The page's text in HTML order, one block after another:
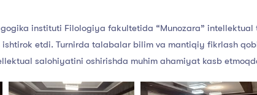
instituti Filologiya fakultetida “Munozara”
ishtirok etdi. Turnirda talabalar bilim va mantiqiy fikrlash
salohiyatini oshirishda muhim ahamiyat kasb